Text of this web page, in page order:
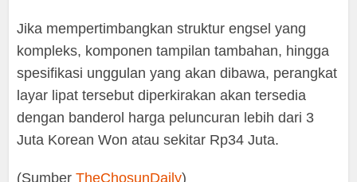
Jika mempertimbangkan struktur engsel yang
kompleks, komponen tampilan tambahan, hingga
spesifikasi unggulan yang akan dibawa, perangkat
layar lipat tersebut diperkirakan akan tersedia
dengan banderol harga peluncuran lebih dari 3
Juta Korean Won atau sekitar Rp34 Juta.
(SumberTheChosunDaily)